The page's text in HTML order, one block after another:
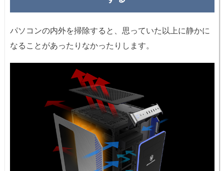
パソコンの内外を掃除すると、思っていた以上に静かに
なることがあったりなかったりします。